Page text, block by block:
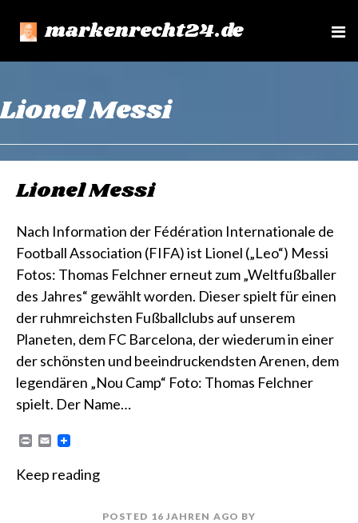
markenrecht24.de
e
Lionel Messi
Lionel Messi
Nach Information der Fédération Internationale de
Football Association (FIFA) ist Lionel („Leo“) Messi
Fotos: Thomas Felchner erneut zum „Weltfußballer
des Jahres“ gewählt worden. Dieser spielt für einen
der ruhmreichsten Fußballclubs auf unserem
Planeten, dem FC Barcelona, der wiederum in einer
der schönsten und beeindruckendsten Arenen, dem
legendären „Nou Camp“ Foto: Thomas Felchner
spielt. Der Name…
n
E
i
Keep reading
POSTED 16 JAHREN AGO BY